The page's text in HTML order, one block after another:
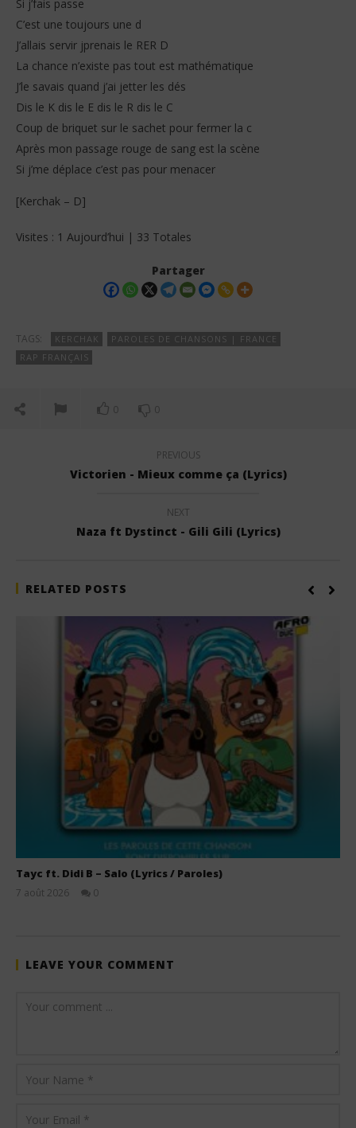
Si j’fais passe
C’est une toujours une d
J’allais servir jprenais le RER D
La chance n’existe pas tout est mathématique
J’le savais quand j’ai jetter les dés
Dis le K dis le E dis le R dis le C
Coup de briquet sur le sachet pour fermer la c
Après mon passage rouge de sang est la scène
Si j’me déplace c’est pas pour menacer
[Kerchak – D]
Visites : 1 Aujourd’hui | 33 Totales
Partager
TAGS: KERCHAK
PAROLES DE CHANSONS | FRANCE
RAP FRANÇAIS
0 0
PREVIOUS
Victorien - Mieux comme ça (Lyrics)
NEXT
Naza ft Dystinct - Gili Gili (Lyrics)
RELATED POSTS
Tayc ft. Didi B – Salo (Lyrics / Paroles)
7 août 2026
0
LEAVE YOUR COMMENT